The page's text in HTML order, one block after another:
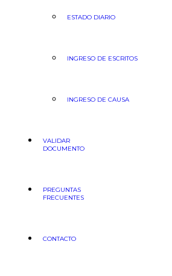
ESTADO DIARIO
INGRESO DE ESCRITOS
INGRESO DE CAUSA
VALIDAR
DOCUMENTO
PREGUNTAS
FRECUENTES
CONTACTO